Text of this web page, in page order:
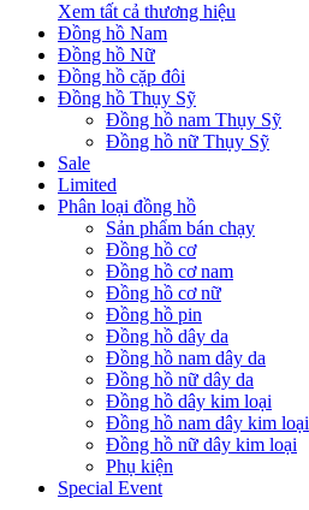
Xem tất cả thương hiệu
Đồng hồ Nam
Đồng hồ Nữ
Đồng hồ cặp đôi
Đồng hồ Thụy Sỹ
Đồng hồ nam Thụy Sỹ
Đồng hồ nữ Thụy Sỹ
Sale
Limited
Phân loại đồng hồ
Sản phẩm bán chạy
Đồng hồ cơ
Đồng hồ cơ nam
Đồng hồ cơ nữ
Đồng hồ pin
Đồng hồ dây da
Đồng hồ nam dây da
Đồng hồ nữ dây da
Đồng hồ dây kim loại
Đồng hồ nam dây kim loại
Đồng hồ nữ dây kim loại
Phụ kiện
Special Event